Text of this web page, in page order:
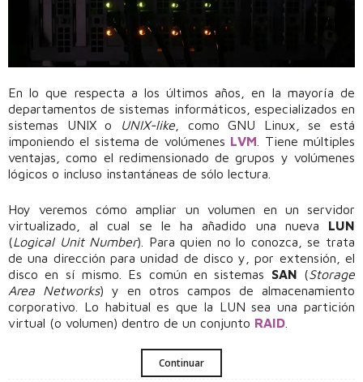
En lo que respecta a los últimos años, en la mayoría de
departamentos de sistemas informáticos, especializados en
sistemas UNIX o
UNIX-like, como GNU Linux, se está
imponiendo el sistema de volúmenes LVM . Tiene múltiples
ventajas, como el redimensionado de grupos y volúmenes
lógicos o incluso instantáneas de sólo lectura.
Hoy veremos cómo ampliar un volumen en un servidor
virtualizado, al cual se le ha añadido una nueva LUN
(Logical Unit Number). Para quien no lo conozca, se trata
de una dirección para unidad de disco y, por extensión, el
disco en sí mismo. Es común en sistemas SAN ( Storage
Area Networks) y en otros campos de almacenamiento
corporativo. Lo habitual es que la LUN sea una partición
virtual (o volumen) dentro de un conjunto RAID
Continuar